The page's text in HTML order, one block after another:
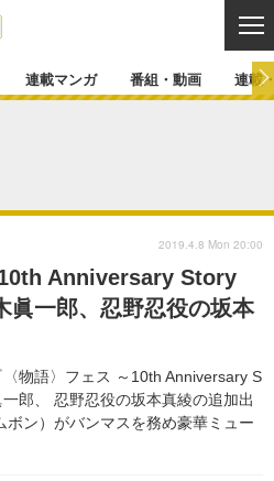
マンガ
イベント
新帝スタ
カバー
ラジオ
連載マンガ 番組・動画 連載
10th Anniversary Story
眞一郎、忍野忍役の坂本
物語〉フェス ～10th Anniversary S
郎、 忍野忍役の坂本真綾の追加出
ン）がバンマスを務め豪華ミュー
2019.4.8 Mon 20:00